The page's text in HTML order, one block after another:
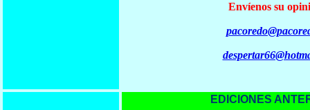
Envíenos su
EDICIONES